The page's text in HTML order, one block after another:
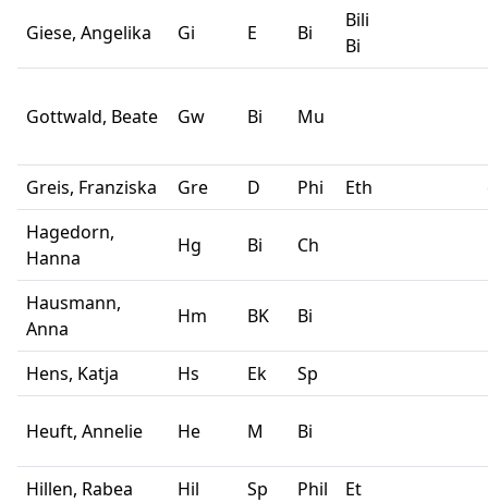
Giese, Angelika Gi E Bi
Bili
Bi
Gottwald, Beate Gw Bi Mu
Greis, Franziska Gre D Phi Eth
Hagedorn,
Hanna
Hg Bi Ch
Hausmann,
Anna
Hm BK Bi
Hens, Katja Hs Ek Sp
Heuft, Annelie He M Bi
Hillen, Rabea Hil Sp Phil Et